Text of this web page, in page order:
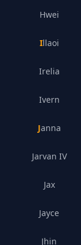
Hwei
Illaoi
Irelia
Ivern
Janna
Jarvan IV
Jax
Jayce
Jhin